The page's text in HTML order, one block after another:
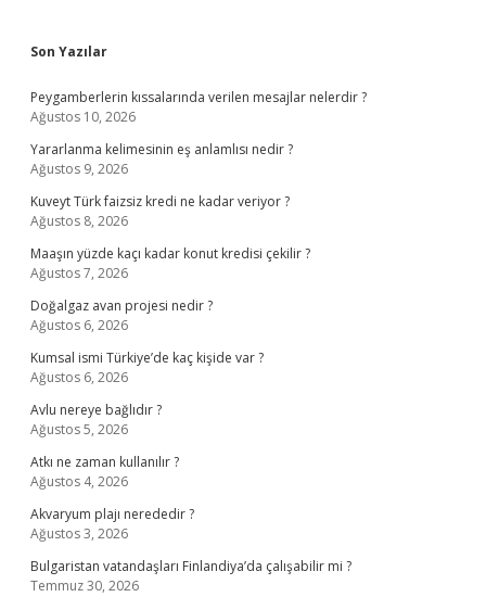
Sidebar
Son Yazılar
Peygamberlerin kıssalarında verilen mesajlar nelerdir ?
Ağustos 10, 2026
Yararlanma kelimesinin eş anlamlısı nedir ?
Ağustos 9, 2026
Kuveyt Türk faizsiz kredi ne kadar veriyor ?
Ağustos 8, 2026
Maaşın yüzde kaçı kadar konut kredisi çekilir ?
Ağustos 7, 2026
Doğalgaz avan projesi nedir ?
Ağustos 6, 2026
Kumsal ismi Türkiye’de kaç kişide var ?
Ağustos 6, 2026
Avlu nereye bağlıdır ?
Ağustos 5, 2026
Atkı ne zaman kullanılır ?
Ağustos 4, 2026
Akvaryum plajı nerededir ?
Ağustos 3, 2026
Bulgaristan vatandaşları Finlandiya’da çalışabilir mi ?
Temmuz 30, 2026